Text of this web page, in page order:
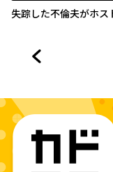
失踪した不倫夫がホス